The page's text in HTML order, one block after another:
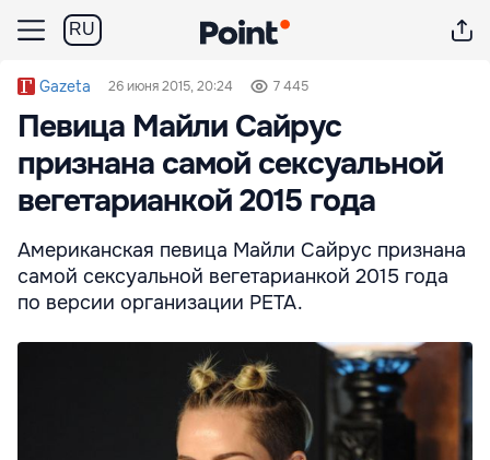
RU
Gazeta 26 июня 2015, 20:24 7 445
Певица Майли Сайрус
признана самой сексуальной
вегетарианкой 2015 года
Американская певица Майли Сайрус признана
самой сексуальной вегетарианкой 2015 года
по версии организации PETA.